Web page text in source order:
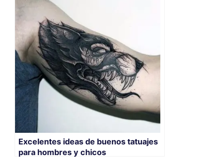
Excelentes ideas de buenos tatuajes
para hombres y chicos